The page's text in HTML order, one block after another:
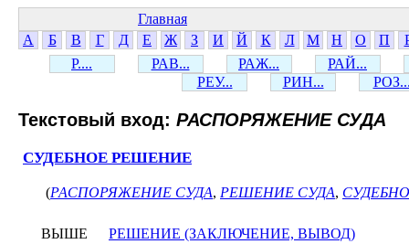
Главная
А
Б В Г Д Е Ж З И Й К Л М Н О П
Р....
РАВ... РАЖ...
РАЙ...
РЕУ...
РИН...
Текстовый вход: РАСПОРЯЖЕНИЕ СУДА
СУДЕБНОЕ РЕШЕНИЕ
(РАСПОРЯЖЕНИЕ СУДА, РЕШЕНИЕ СУДА,
ВЫШЕ
РЕШЕНИЕ (ЗАКЛЮЧЕНИЕ, ВЫВОД)